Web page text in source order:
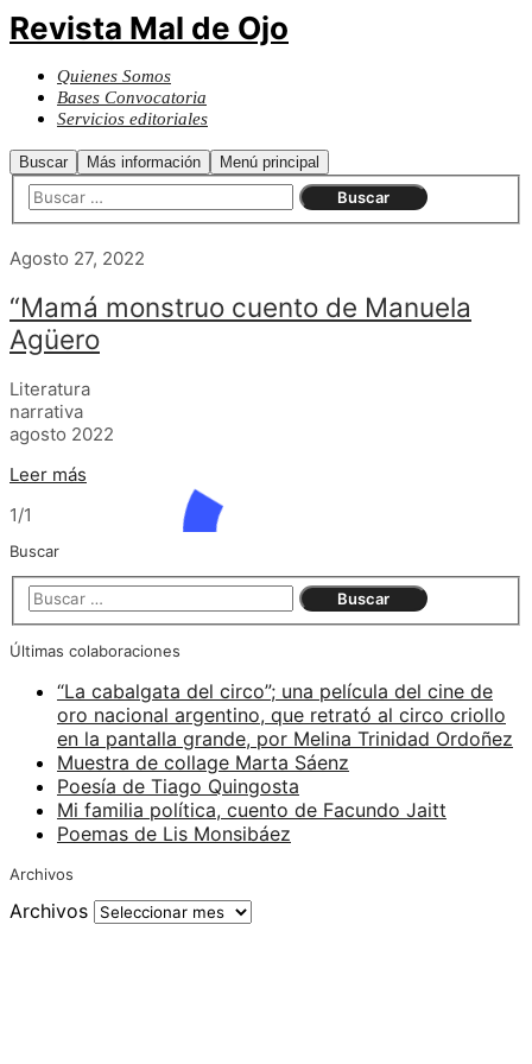
Revista Mal de Ojo
Quienes Somos
Bases Convocatoria
Servicios editoriales
Buscar Más información Menú principal
Agosto 27, 2022
“Mamá monstruo cuento de Manuela
Agüero
Literatura
narrativa
agosto 2022
Leer más
1/1
Buscar
Últimas colaboraciones
“La cabalgata del circo”; una película del cine de
oro nacional argentino, que retrató al circo criollo
en la pantalla grande, por Melina Trinidad Ordoñez
Muestra de collage Marta Sáenz
Poesía de Tiago Quingosta
Mi familia política, cuento de Facundo Jaitt
Poemas de Lis Monsibáez
Archivos
Archivos